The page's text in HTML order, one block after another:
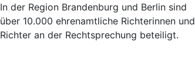
In der Region Brandenburg und Berlin sind
über 10.000 ehrenamtliche Richterinnen und
Richter an der Rechtsprechung beteiligt.